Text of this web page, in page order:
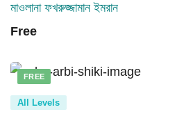
মাওলানা ফখরুজ্জামান ইমরান
Free
FREE
All Levels